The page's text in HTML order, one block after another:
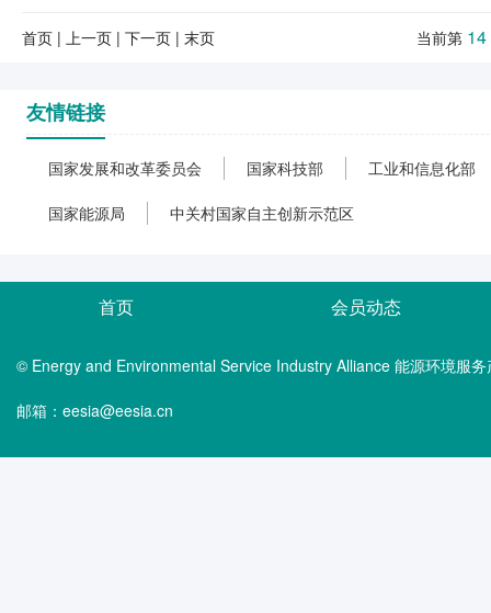
首页 | 上一页 | 下一页 | 末页 当前第 14
友情链接
国家发展和改革委员会 国家科技部 工业和信息化部
国家能源局 中关村国家自主创新示范区
首页 会员动态
© Energy and Environmental Service Industry Alliance 能源环境服
邮箱：eesia@eesia.cn